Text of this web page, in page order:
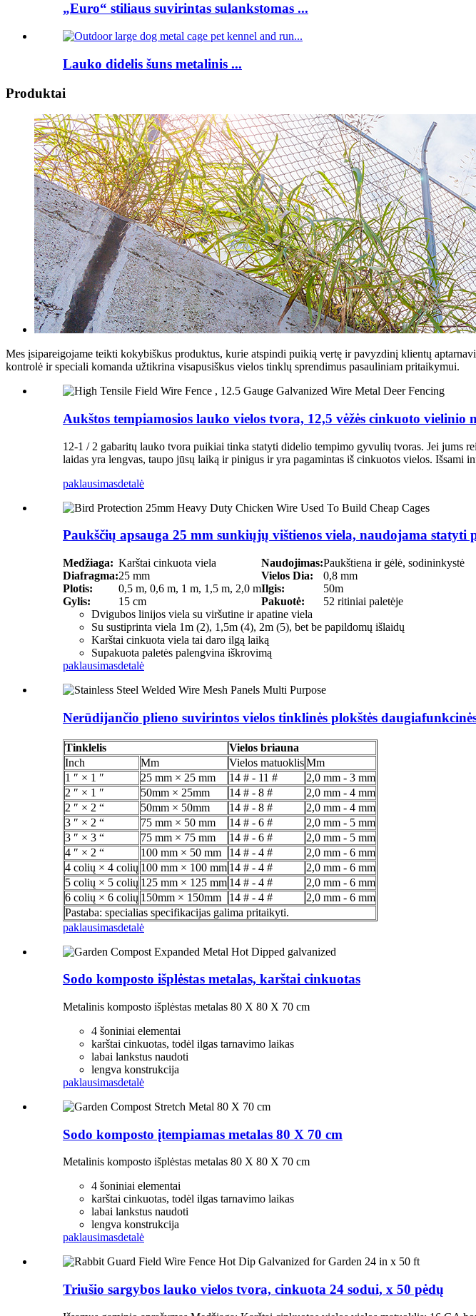
„Euro“ stiliaus suvirintas sulankstomas ...
Lauko didelis šuns metalinis ...
Produktai
Mes įsipareigojame teikti kokybiškus produktus, kurie atspindi puikią vertę ir pavyzdinį klientų
kontrolė ir speciali komanda užtikrina visapusiškus vielos tinklų sprendimus pasauliniam pritaikymui.
Aukštos tempiamosios lauko vielos tvora, 12,5 vėžės cinkuoto vielinio
12-1 / 2 gabaritų lauko tvora puikiai tinka statyti didelio tempimo gyvulių tvoras. Jei jums
laidas yra lengvas, taupo jūsų laiką ir pinigus ir yra pagamintas iš cinkuotos vielos. Išsami
paklausimasdetalė
Paukščių apsauga 25 mm sunkiųjų vištienos viela, naudojama statyti
Medžiaga: Karštai cinkuota viela Naudojimas:Paukštiena ir gėlė, sodininkystė
Diafragma:25 mm Vielos Dia:
0,8 mm
Plotis:
0,5 m, 0,6 m, 1 m, 1,5 m, 2,0 mIlgis:
50m
Gylis:
15 cm Pakuotė:
52 ritiniai paletėje
Dvigubos linijos viela su viršutine ir apatine viela
Su sustiprinta viela 1m (2), 1,5m (4), 2m (5), bet be papildomų išlaidų
Karštai cinkuota viela tai daro ilgą laiką
Supakuota paletės palengvina iškrovimą
paklausimasdetalė
Nerūdijančio plieno suvirintos vielos tinklinės plokštės
Tinklelis
Vielos briauna
Inch
Mm Vielos matuoklisMm
1 ″ × 1 ″
25 mm × 25 mm 14 # - 11 #
2,0 mm - 3 mm
2 ″ × 1 ″
50mm × 25mm 14 # - 8 #
2,0 mm - 4 mm
2 ″ × 2 “
50mm × 50mm 14 # - 8 #
2,0 mm - 4 mm
3 ″ × 2 “
75 mm × 50 mm 14 # - 6 #
2,0 mm - 5 mm
3 ″ × 3 “
75 mm × 75 mm 14 # - 6 #
2,0 mm - 5 mm
4 ″ × 2 “
100 mm × 50 mm 14 # - 4 #
2,0 mm - 6 mm
4 colių × 4 colių 100 mm × 100 mm 14 # - 4 #
2,0 mm - 6 mm
5 colių × 5 colių 125 mm × 125 mm 14 # - 4 #
2,0 mm - 6 mm
6 colių × 6 colių 150mm × 150mm 14 # - 4 #
2,0 mm - 6 mm
Pastaba: specialias specifikacijas galima pritaikyti.
paklausimasdetalė
Sodo komposto išplėstas metalas, karštai cinkuotas
Metalinis komposto išplėstas metalas 80 X 80 X 70 cm
4 šoniniai elementai
karštai cinkuotas, todėl ilgas tarnavimo laikas
labai lankstus naudoti
lengva konstrukcija
paklausimasdetalė
Sodo komposto įtempiamas metalas 80 X 70 cm
Metalinis komposto išplėstas metalas 80 X 80 X 70 cm
4 šoniniai elementai
karštai cinkuotas, todėl ilgas tarnavimo laikas
labai lankstus naudoti
lengva konstrukcija
paklausimasdetalė
Triušio sargybos lauko vielos tvora, cinkuota 24 sodui, x 50 pėdų